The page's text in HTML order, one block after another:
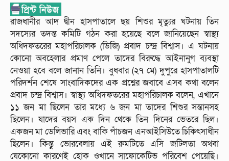
রাজধানীর আদ দ্বীন হাসপাতালে ছয় শিশুর মৃত্যুর ঘটনায় তিন
সদস্যের তদন্ত কমিটি গঠন করা হয়েছে বলে জানিয়েছেন স্বাস্থ্য
অধিদফতরের মহাপরিচালক (ডিজি) প্রবাদ চন্দ্র বিশ্বাস। এ ঘটনায়
কোনো অবহেলার প্রমাণ পেলে তাদের বিরুদ্ধে আইনানুগ ব্যবস্থা
নেওয়া হবে বলে জানান তিনি। বুধবার (২৭ মে) দুপুরে হাসপাতালটি
পরিদর্শন শেষে সাংবাদিকদের এক প্রশ্নের জবাবে এসব কথা বলেন
প্রবাদ চন্দ্র বিশ্বাস। স্বাস্থ্য অধিদফতরের মহাপরিচালক বলেন, এখানে
১১ জন মা ছিলেন তার মধ্যে ৬ জন মা তাদের শিশুর সন্তানসহ
ছিলেন। যাদের বয়স এক দিন থেকে তিন দিনের ভেতরে ছিল।
একজন মা ডেলিভারি এবং বাকি পাঁচজন এনআইসিউতে চিকিৎসাধীন
ছিলেন। কিন্তু ভোরবেলায় এই রুমটিতে এসি জটিলতা অথবা
যেকোনো কারণেই হোক ওখানে সাফোকেটিভ পরিবেশ পেয়েছি।